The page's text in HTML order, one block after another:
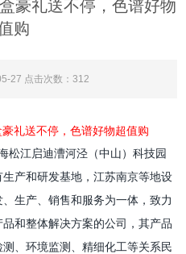
豪礼送不停，色谱好物
购
27 点击次数：312
松江启迪漕河泾（中山）科技园
产和研发基地，江苏南京等地设
生产、销售和服务为一体，致力
和整体解决方案的公司，其产品
、环境监测、精细化工等关系民